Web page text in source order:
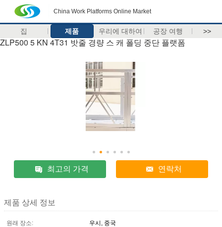
China Work Platforms Online Market
집 제품 우리에 대하여 공장 여행 >>
ZLP500 5 KN 4T31 밧줄 경량 스 캐 폴딩 중단 플랫폼
최고의 가격 연락처
제품 상세 정보
원래 장소:
우시, 중국